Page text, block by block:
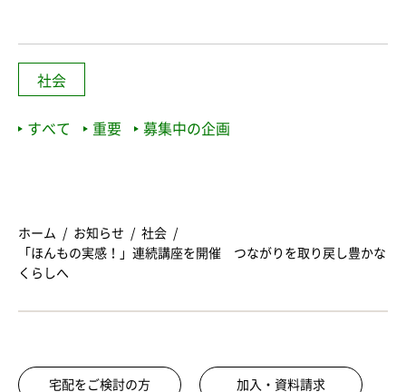
社会
すべて 重要 募集中の企画
ホーム お知らせ
社会
「ほんもの実感！」連続講座を開催 つながりを取り戻し豊かな
くらしへ
宅配をご検討の方 加入・資料請求